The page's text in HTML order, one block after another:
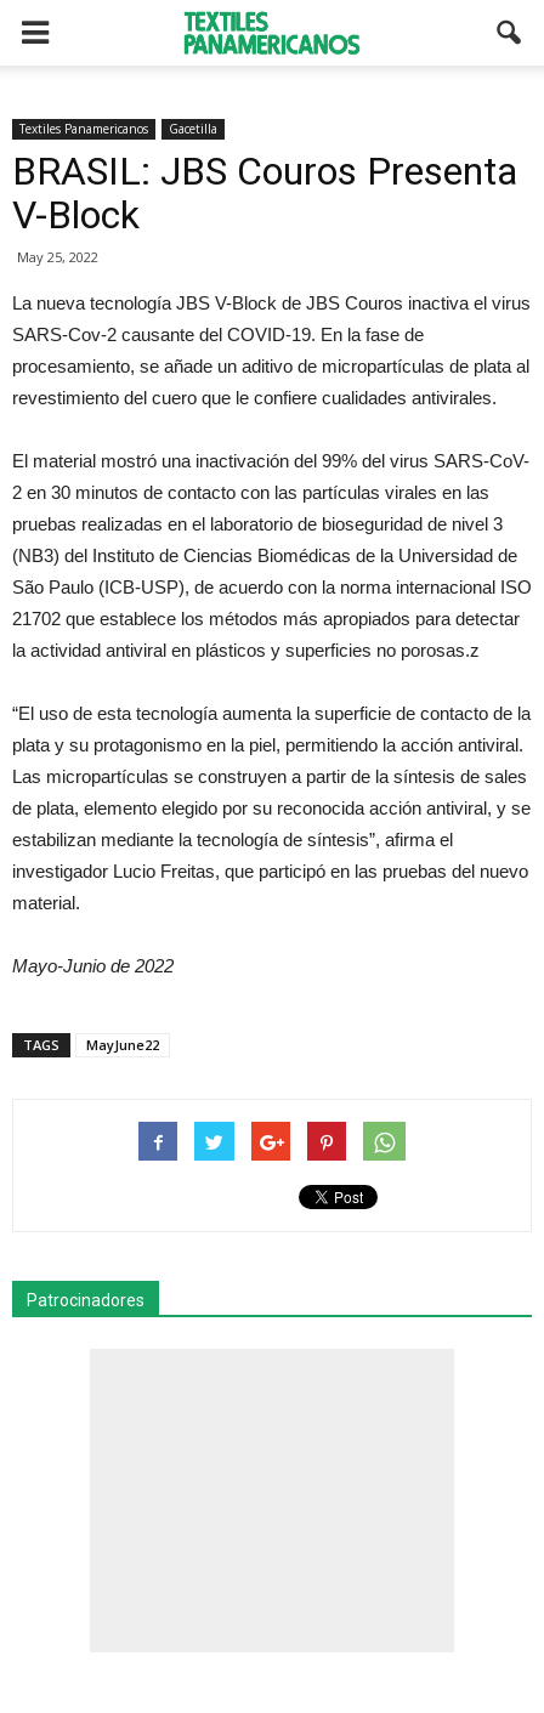
Textiles Panamericanos Gacetilla
BRASIL: JBS Couros Presenta
V-Block
May 25, 2022
La nueva tecnología JBS V-Block de JBS Couros inactiva el virus
SARS-Cov-2 causante del COVID-19. En la fase de
procesamiento, se añade un aditivo de micropartículas de plata al
revestimiento del cuero que le confiere cualidades antivirales.
El material mostró una inactivación del 99% del virus SARS-CoV-
2 en 30 minutos de contacto con las partículas virales en las
pruebas realizadas en el laboratorio de bioseguridad de nivel 3
(NB3) del Instituto de Ciencias Biomédicas de la Universidad de
São Paulo (ICB-USP), de acuerdo con la norma internacional ISO
21702 que establece los métodos más apropiados para detectar
la actividad antiviral en plásticos y superficies no porosas.z
“El uso de esta tecnología aumenta la superficie de contacto de la
plata y su protagonismo en la piel, permitiendo la acción antiviral.
Las micropartículas se construyen a partir de la síntesis de sales
de plata, elemento elegido por su reconocida acción antiviral, y se
estabilizan mediante la tecnología de síntesis”, afirma el
investigador Lucio Freitas, que participó en las pruebas del nuevo
material.
Mayo-Junio de 2022
TAGS MayJune22
Patrocinadores